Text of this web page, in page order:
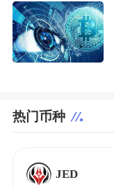
热门币种
JED